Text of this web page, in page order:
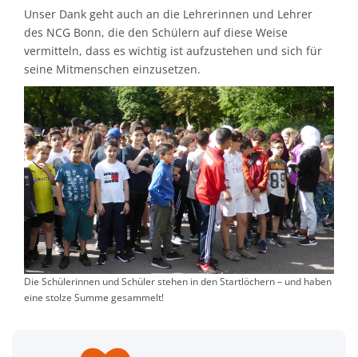
Unser Dank geht auch an die Lehrerinnen und Lehrer
des NCG Bonn, die den Schülern auf diese Weise
vermitteln, dass es wichtig ist aufzustehen und sich für
seine Mitmenschen einzusetzen.
Die Schülerinnen und Schüler stehen in den Startlöchern – und haben
eine stolze Summe gesammelt!